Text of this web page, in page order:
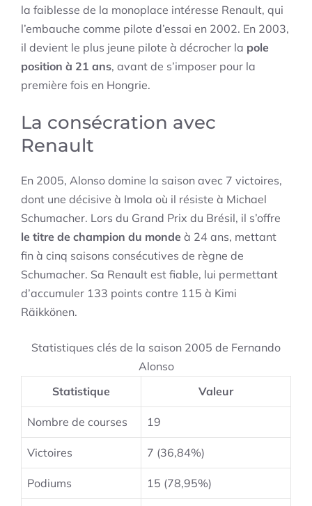
la faiblesse de la monoplace intéresse Renault, qui
l’embauche comme pilote d’essai en 2002. En 2003,
il devient le plus jeune pilote à décrocher la pole
position à 21 ans, avant de s’imposer pour la
première fois en Hongrie.
La consécration avec
Renault
En 2005, Alonso domine la saison avec 7 victoires,
dont une décisive à Imola où il résiste à Michael
Schumacher. Lors du Grand Prix du Brésil, il s’offre
le titre de champion du monde à 24 ans, mettant
fin à cinq saisons consécutives de règne de
Schumacher. Sa Renault est fiable, lui permettant
d’accumuler 133 points contre 115 à Kimi
Räikkönen.
Statistiques clés de la saison 2005 de Fernando
Alonso
Statistique
Valeur
Nombre de courses 19
Victoires 7 (36,84%)
Podiums 15 (78,95%)